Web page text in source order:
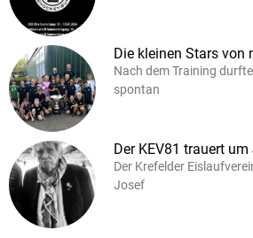
Die kleinen Stars von
Nach dem Training
spontan
Der KEV81 trauert
Der Krefelder
Josef